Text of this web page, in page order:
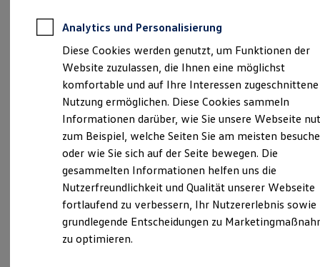
Für Gewerbekunden
Profi Paket
TopDeal
Gebrauchtwagen
ProfiPartner für Gebrauchtwagen
Zertifizierte Gebrauchtwagen
Finanzierung
Für Privatkunden
Für Gewerbekunden
Leasing
Für Privatkunden
Für Gewerbekunden
Versicherungen & Garantien
Garantien
Kfz-Versicherung für Nutzfahrzeuge
Restschuldversicherung
Wartungsverträge
Besitzer & Service
Verantwortlich für die Inhalte auf dieser Seite ist die Autohaus
Kornkoog GmbH - Co. KG (Impressum & Rechtliches
Bahnhofstraße 28, 25899 Niebüll
+49 4661 96820
Montag-Freitag 07:00-18:00 Uhr
Samstag
08:15 -12:15 Uhr
Analytics und Personalisierung
Diese Cookies werden genutzt, um Funktionen der
Website zuzulassen, die Ihnen eine möglichst
komfortable und auf Ihre Interessen zugeschnittene
Nutzung ermöglichen. Diese Cookies sammeln
Informationen darüber, wie Sie unsere Webseite
zum Beispiel, welche Seiten Sie am meisten
oder wie Sie sich auf der Seite bewegen. Die
gesammelten Informationen helfen uns die
Nutzerfreundlichkeit und Qualität unserer Webseite
fortlaufend zu verbessern, Ihr Nutzererlebnis sowie
grundlegende Entscheidungen zu
zu optimieren.